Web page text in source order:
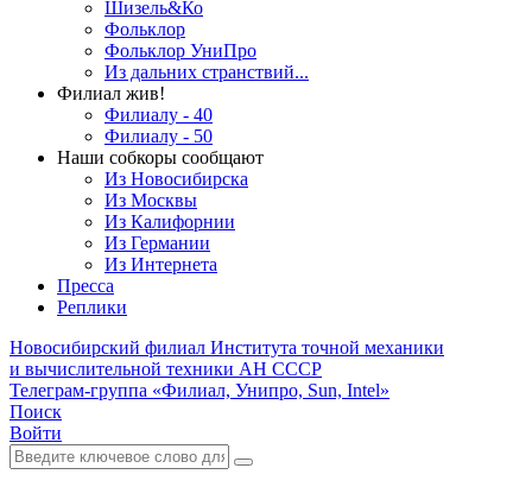
Шизель&Ко
Фольклор
Фольклор УниПро
Из дальних странствий...
Филиал жив!
Филиалу - 40
Филиалу - 50
Наши собкоры сообщают
Из Новосибирска
Из Москвы
Из Калифорнии
Из Германии
Из Интернета
Пресса
Реплики
Новосибирский филиал Института точной механики
и вычислительной техники АН СССР
Телеграм-группа «Филиал, Унипро, Sun, Intel»
Поиск
Войти